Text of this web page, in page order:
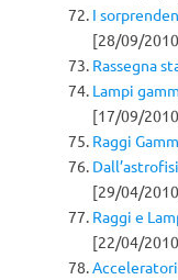
I
[28/09/
Rassegna
Lampi
[17/09/
Raggi
[29/04/
Raggi e
[22/04/